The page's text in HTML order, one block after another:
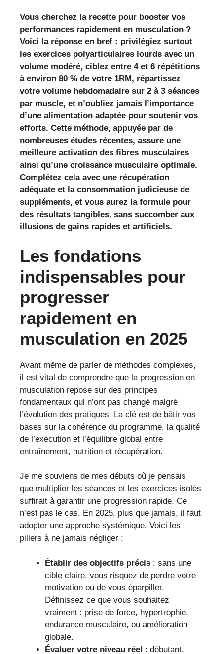
Vous cherchez la recette pour booster vos
performances rapidement en musculation ?
Voici la réponse en bref : privilégiez surtout
les exercices polyarticulaires lourds avec un
volume modéré, ciblez entre 4 et 6 répétitions
à environ 80 % de votre 1RM, répartissez
votre volume hebdomadaire sur 2 à 3 séances
par muscle, et n’oubliez jamais l’importance
d’une alimentation adaptée pour soutenir vos
efforts. Cette méthode, appuyée par de
nombreuses études récentes, assure une
meilleure activation des fibres musculaires
ainsi qu’une croissance musculaire optimale.
Complétez cela avec une récupération
adéquate et la consommation judicieuse de
suppléments, et vous aurez la formule pour
des résultats tangibles, sans succomber aux
illusions de gains rapides et artificiels.
Les fondations
indispensables pour
progresser
rapidement en
musculation en 2025
Avant même de parler de méthodes complexes,
il est vital de comprendre que la progression en
musculation repose sur des principes
fondamentaux qui n’ont pas changé malgré
l’évolution des pratiques. La clé est de bâtir vos
bases sur la cohérence du programme, la qualité
de l’exécution et l’équilibre global entre
entraînement, nutrition et récupération.
Je me souviens de mes débuts où je pensais
que multiplier les séances et les exercices isolés
suffirait à garantir une progression rapide. Ce
n’est pas le cas. En 2025, plus que jamais, il faut
adopter une approche systémique. Voici les
piliers à ne jamais négliger :
Établir des objectifs précis : sans une
cible claire, vous risquez de perdre votre
motivation ou de vous éparpiller.
Définissez ce que vous souhaitez
vraiment : prise de force, hypertrophie,
endurance musculaire, ou amélioration
globale.
Évaluer votre niveau réel : débutant,